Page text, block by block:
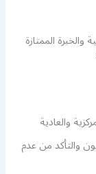
الممتازة
والعادية
والتأكد من عدم